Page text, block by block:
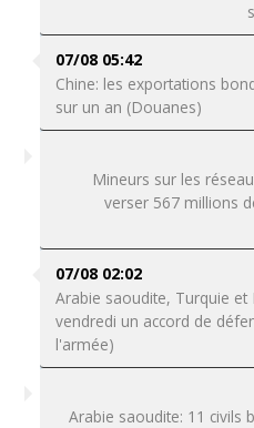
07/08 05:42
Chine: les exportations
sur un an (Douanes)
Mineurs sur les
verser 567 millions
07/08 02:02
Arabie saoudite, Turquie et
vendredi un accord de
l'armée)
Arabie saoudite: 11 civils